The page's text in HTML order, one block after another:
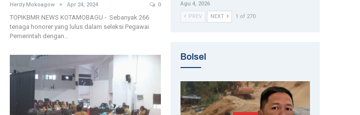
Herdy Mokoagow Apr 24, 2024 0
TOPIKBMR.NEWS KOTAMOBAGU - Sebanyak 266
tenaga honorer yang lulus dalam seleksi Pegawai
Pemerintah dengan…
Agu 4, 2026
PREV
NEXT 1 of 270
Bolsel